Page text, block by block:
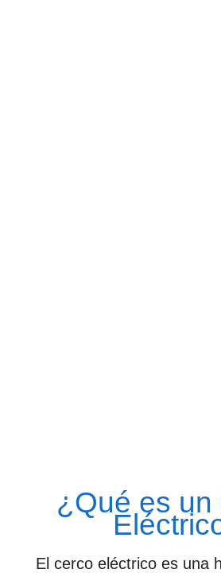
¿Qué es un
El cerco eléctrico es una